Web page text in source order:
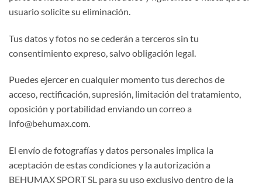
usuario solicite su eliminación.
Tus datos y fotos no se cederán a terceros sin tu
consentimiento expreso, salvo obligación legal.
Puedes ejercer en cualquier momento tus derechos de
acceso, rectificación, supresión, limitación del tratamiento,
oposición y portabilidad enviando un correo a
info@behumax.com.
El envío de fotografías y datos personales implica la
aceptación de estas condiciones y la autorización a
BEHUMAX SPORT SL para su uso exclusivo dentro de la